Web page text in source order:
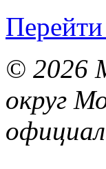
© 2026
округ